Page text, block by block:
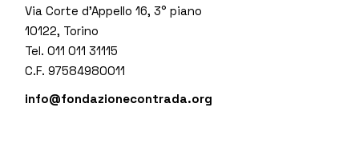
Via Corte d’Appello 16, 3° piano
10122, Torino
Tel. 011 011 31115
C.F. 97584980011
info@fondazionecontrada.org